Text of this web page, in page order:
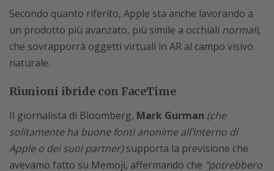
Secondo quanto riferito, Apple sta anche lavorando a
un prodotto più avanzato, più simile a occhiali normali,
che sovrapporrà oggetti virtuali in AR al campo visivo
naturale.
Riunioni ibride con FaceTime
Il giornalista di Bloomberg, Mark Gurman (che
solitamente ha buone fonti anonime all’interno di
Apple o dei suoi partner)supporta la previsione che
avevamo fatto su Memoji, affermando che “potrebbero